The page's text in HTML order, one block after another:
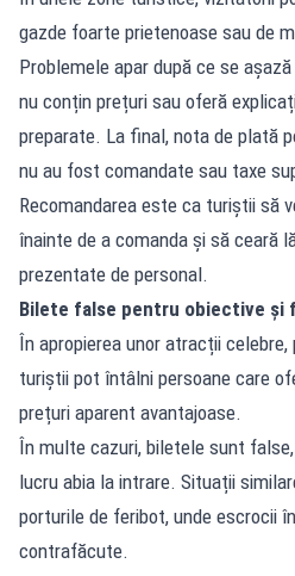
gazde foarte prietenoase sau de
Problemele apar după ce se
nu conțin prețuri sau oferă
preparate. La final, nota de plată
nu au fost comandate sau taxe
Recomandarea este ca turiștii să
înainte de a comanda și să ceară
prezentate de personal.
Bilete false pentru obiective și
În apropierea unor atracții
turiștii pot întâlni persoane care
prețuri aparent avantajoase.
În multe cazuri, biletele sunt
lucru abia la intrare. Situații
porturile de feribot, unde escrocii
contrafăcute.